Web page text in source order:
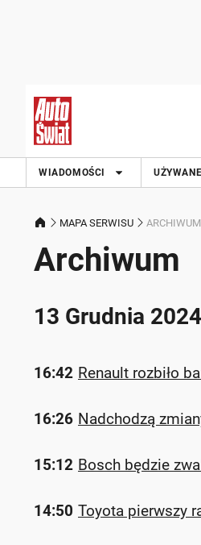
WIADOMOŚCI UŻYWANE
MAPA SERWISU ARCHIWUM
Archiwum
13 Grudnia 2024
16:42 Renault rozbiło
16:26 Nadchodzą
15:12 Bosch będzie
14:50 Toyota pierwszy